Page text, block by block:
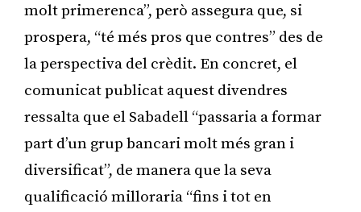
molt primerenca”, però assegura que, si
prospera, “té més pros que contres” des de
la perspectiva del crèdit. En concret, el
comunicat publicat aquest divendres
ressalta que el Sabadell “passaria a formar
part d’un grup bancari molt més gran i
diversificat”, de manera que la seva
qualificació milloraria “fins i tot en